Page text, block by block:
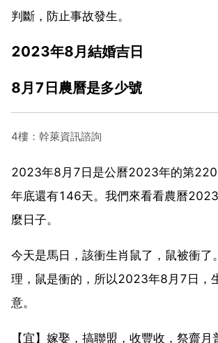
判斷，防止事故發生。
2023年8月結婚吉日
8月7日農曆是多少號
4樓：幹萊資訊諮詢
2023年8月7日是公曆2023年的第
年底還有146天。我們來看看農曆
麼日子。
今天是馬日，該衝生肖鼠了，鼠被衝了
理，鼠是衝的，所以2023年8月7日，
意。
【宜】嫁娶，搞聯盟，收豐收，祭齋